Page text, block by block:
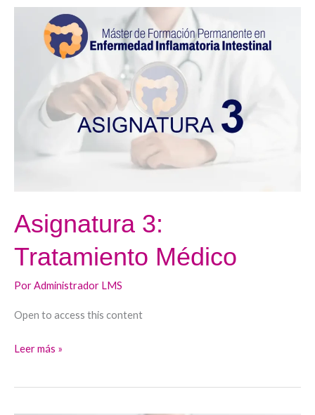
Asignatura 3:
Tratamiento Médico
PorAdministrador LMS
Open to access this content
Asignatura
Tratamiento
Leer más »